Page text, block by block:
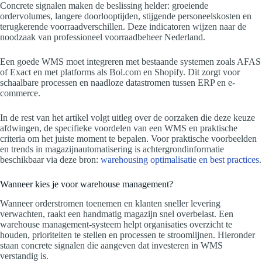
Concrete signalen maken de beslissing helder: groeiende
ordervolumes, langere doorlooptijden, stijgende personeelskosten en
terugkerende voorraadverschillen. Deze indicatoren wijzen naar de
noodzaak van professioneel voorraadbeheer Nederland.
Een goede WMS moet integreren met bestaande systemen zoals AFAS
of Exact en met platforms als Bol.com en Shopify. Dit zorgt voor
schaalbare processen en naadloze datastromen tussen ERP en e-
commerce.
In de rest van het artikel volgt uitleg over de oorzaken die deze keuze
afdwingen, de specifieke voordelen van een WMS en praktische
criteria om het juiste moment te bepalen. Voor praktische voorbeelden
en trends in magazijnautomatisering is achtergrondinformatie
beschikbaar via deze bron: warehousing optimalisatie en best practices.
Wanneer kies je voor warehouse management?
Wanneer orderstromen toenemen en klanten sneller levering
verwachten, raakt een handmatig magazijn snel overbelast. Een
warehouse management-systeem helpt organisaties overzicht te
houden, prioriteiten te stellen en processen te stroomlijnen. Hieronder
staan concrete signalen die aangeven dat investeren in WMS
verstandig is.